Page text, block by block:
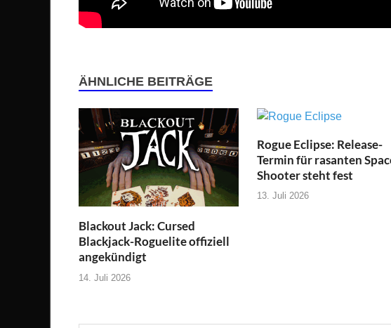
ÄHNLICHE BEITRÄGE
Blackout Jack: Cursed
Blackjack-Roguelite offiziell
angekündigt
14. Juli 2026
Rogue Eclipse: Release-
Termin für rasanten
Shooter steht fest
13. Juli 2026